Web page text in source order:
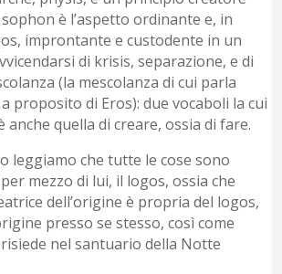
è l’aspetto ordinante e, in
improntante e custodente in un
di krisis, separazione, e di
(la mescolanza di cui parla
proposito di Eros): due vocaboli la cui
anche quella di creare, ossia di fare.
leggiamo che tutte le cose sono
mezzo di lui, il logos, ossia che
dell’origine è propria del logos,
presso se stesso, così come
risiede nel santuario della Notte